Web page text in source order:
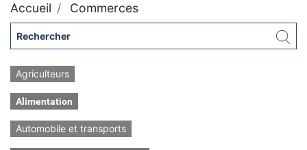
Accueil Commerces
Agriculteurs
Alimentation
Automobile et transports